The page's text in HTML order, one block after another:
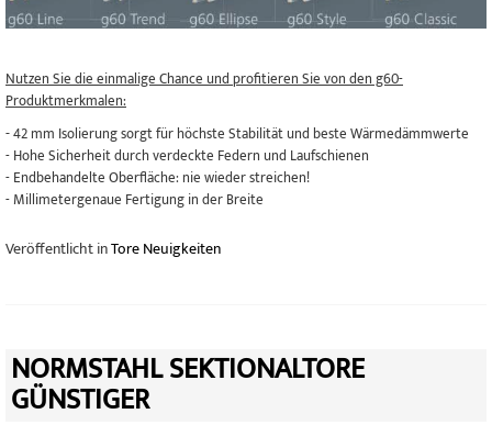
Nutzen Sie die einmalige Chance und profitieren Sie von den g60-
Produktmerkmalen:
-42 mm Isolierung sorgt für höchste Stabilität und beste Wärmedämmwerte
- Hohe Sicherheit durch verdeckte Federn und Laufschienen
- Endbehandelte Oberfläche: nie wieder streichen!
- Millimetergenaue Fertigung in der Breite
Veröffentlicht inTore Neuigkeiten
NORMSTAHL SEKTIONALTORE
GÜNSTIGER